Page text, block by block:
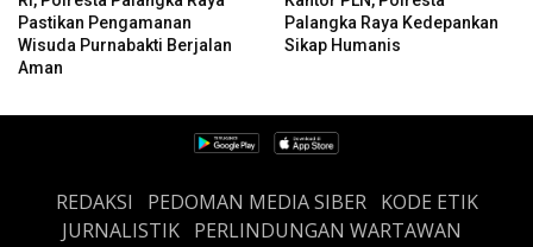
Pastikan Pengamanan
Wisuda Purnabakti Berjalan
Aman
Palangka Raya Kedepankan
Sikap Humanis
REDAKSI PEDOMAN MEDIA SIBER
KODE ETIK
JURNALISTIK PERLINDUNGAN WARTAWAN